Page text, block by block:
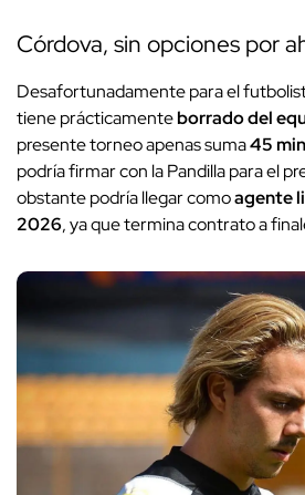
Córdova, sin opciones por
Desafortunadamente para el
tiene prácticamenteborrado del
presente torneo apenas suma45
podría firmar con la Pandilla para el
obstante podría llegar comoagente
2026, ya que termina contrato a